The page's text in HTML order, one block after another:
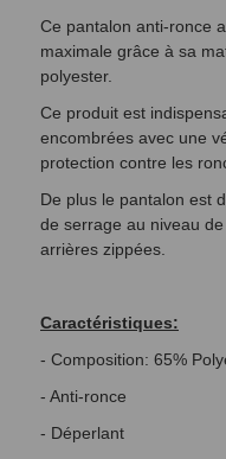
Ce pantalon anti-ronce
maximale grâce à sa
polyester.
Ce produit est
encombrées avec une
protection contre les
De plus le pantalon est
de serrage au niveau
arrières zippées.
Caractéristiques:
- Composition: 65%
- Anti-ronce
- Déperlant